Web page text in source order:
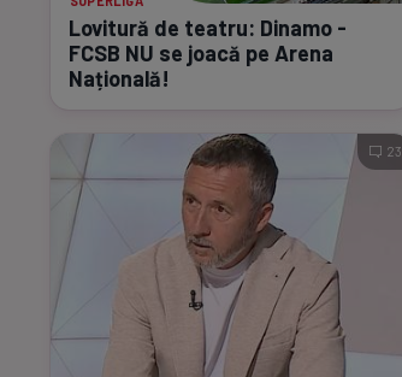
Lovitură de teatru: Dinamo -
FCSB NU se joacă pe Arena
Națională!
23